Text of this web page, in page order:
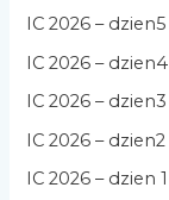
IC 2026 – dzien5
IC 2026 – dzien4
IC 2026 – dzien3
IC 2026 – dzien2
IC 2026 – dzien 1